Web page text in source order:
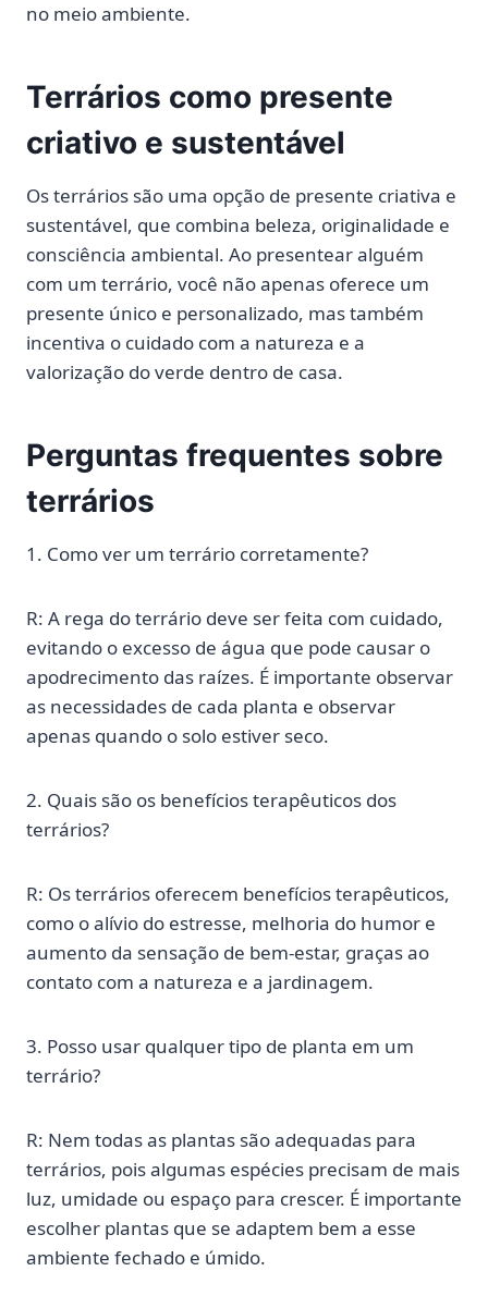
no meio ambiente.
Terrários como presente
criativo e sustentável
Os terrários são uma opção de presente criativa e
sustentável, que combina beleza, originalidade e
consciência ambiental. Ao presentear alguém
com um terrário, você não apenas oferece um
presente único e personalizado, mas também
incentiva o cuidado com a natureza e a
valorização do verde dentro de casa.
Perguntas frequentes sobre
terrários
1. Como ver um terrário corretamente?
R: A rega do terrário deve ser feita com cuidado,
evitando o excesso de água que pode causar o
apodrecimento das raízes. É importante observar
as necessidades de cada planta e observar
apenas quando o solo estiver seco.
2. Quais são os benefícios terapêuticos dos
terrários?
R: Os terrários oferecem benefícios terapêuticos,
como o alívio do estresse, melhoria do humor e
aumento da sensação de bem-estar, graças ao
contato com a natureza e a jardinagem.
3. Posso usar qualquer tipo de planta em um
terrário?
R: Nem todas as plantas são adequadas para
terrários, pois algumas espécies precisam de mais
luz, umidade ou espaço para crescer. É importante
escolher plantas que se adaptem bem a esse
ambiente fechado e úmido.